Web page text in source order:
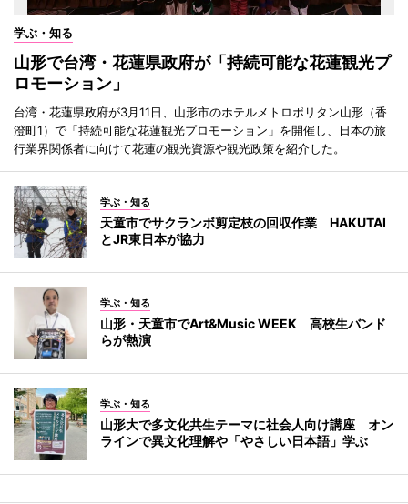
学ぶ・知る
山形で台湾・花蓮県政府が「持続可能な花蓮観光プ
ロモーション」
台湾・花蓮県政府が3月11日、山形市のホテルメトロポリタン山形（香
澄町1）で「持続可能な花蓮観光プロモーション」を開催し、日本の旅
行業界関係者に向けて花蓮の観光資源や観光政策を紹介した。
学ぶ・知る
天童市でサクランボ剪定枝の回収作業 HAKUTAI
とJR東日本が協力
学ぶ・知る
山形・天童市でArt&Music WEEK 高校生バンド
らが熱演
学ぶ・知る
山形大で多文化共生テーマに社会人向け講座 オン
ラインで異文化理解や「やさしい日本語」学ぶ